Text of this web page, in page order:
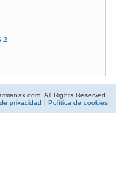
2
All Rights Reserved.
privacidad | Política de cookies